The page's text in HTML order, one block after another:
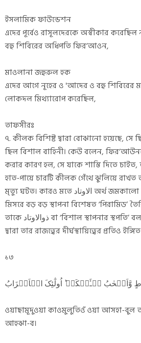
ইসলামিক ফাউন্ডেশন
এদের পূর্বেও রাসূলদেরকে অস্বীকার করেছিল
বহু শিবিরের অধিপতি ফির‘আওন,
মাওলানা জহুরুল হক
এদের আগে নূহের ও 'আদের ও বহু
লোকদল মিথ্যারোপ করেছিল,
তাফসীরঃ
৭. কীলক বিশিষ্ট দ্বারা বোঝানো হয়েছে, সে
ছিল বিশাল বাহিনী। কেউ বলেন,
করার কারণ হল, সে যাকে শাস্তি দিতে চাইত,
হাত-পায়ে চারটি কীলক গেঁথে ঝুলিয়ে
মৃত্যু ঘটত। কারও মতে الاوتاد অর্থ জমকালো অট্টালিকা। ফির‘আউন
মিসরে বড় বড় স্থাপনা বিশেষত ‘পিরামিড’
তাকে ذوالاوتاد বা ‘বিশাল স্থাপনার স্থপতি’ বলা হয়েছে। আবার এর
দ্বারা তার রাজত্বের দীর্ঘস্থায়িত্বের প্রতিও
১৩
وَّاَصۡحٰبُ لۡـَٔیۡکَۃِ ؕ اُولٰٓئِکَ الۡاَحۡزَابُ
ওয়াছামূদুওয়া কাওমুলুতিওঁ ওয়া আসহা-
আহঝা-ব।